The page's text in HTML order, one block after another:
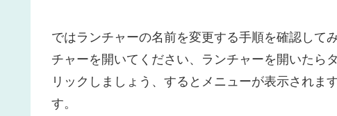
ではランチャーの名前を変更する手順を確認して
チャーを開いてください、ランチャーを開いたら
リックしましょう、するとメニューが表示されま
す。